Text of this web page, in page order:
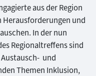
aus der Region
Herausforderungen und
In der nun
Regionaltreffens sind
und
Themen Inklusion,